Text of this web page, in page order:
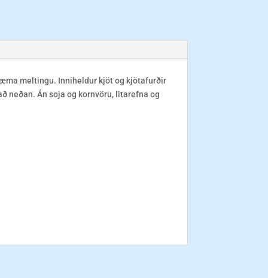
meltingu. Inniheldur kjöt og kjötafurðir
neðan. Án soja og kornvöru, litarefna og